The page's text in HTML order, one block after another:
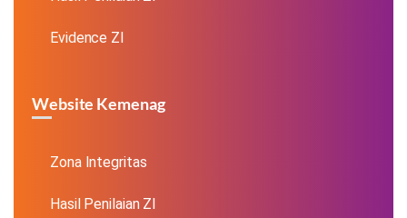
Evidence ZI
Website Kemenag
Zona Integritas
Hasil Penilaian ZI